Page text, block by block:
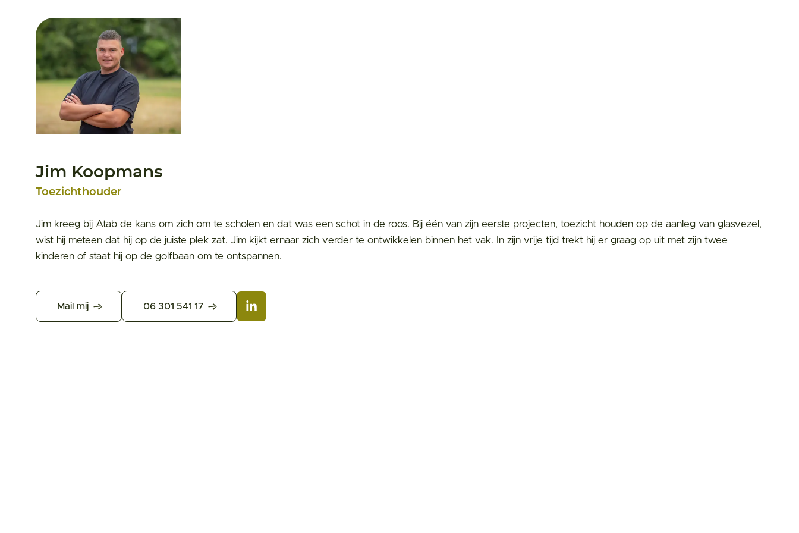
Jim Koopmans
Toezichthouder
Jim kreeg bij Atab de kans om zich om te scholen en dat was een schot in de roos. Bij één van zijn eerste projecten, toezicht houden op de aanleg van glasvezel,
wist hij meteen dat hij op de juiste plek zat. Jim kijkt ernaar zich verder te ontwikkelen binnen het vak. In zijn vrije tijd trekt hij er graag op uit met zijn twee
kinderen of staat hij op de golfbaan om te ontspannen.
Mail mij 06 301 541 17